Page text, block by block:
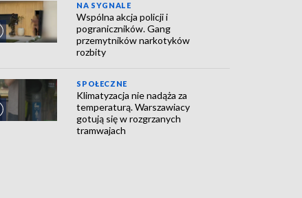
NA SYGNALE
Wspólna akcja policji i
pograniczników. Gang
przemytników narkotyków
rozbity
SPOŁECZNE
Klimatyzacja nie nadąża za
temperaturą. Warszawiacy
gotują się w rozgrzanych
tramwajach